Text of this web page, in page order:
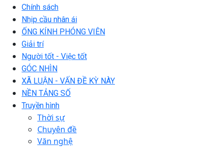
Chính sách
Nhịp cầu nhân ái
ỐNG KÍNH PHÓNG VIÊN
Giải trí
Người tốt - Việc tốt
GÓC NHÌN
XÃ LUẬN - VẤN ĐỀ KỲ NÀY
NỀN TẢNG SỐ
Truyền hình
Thời sự
Chuyên đề
Văn nghệ